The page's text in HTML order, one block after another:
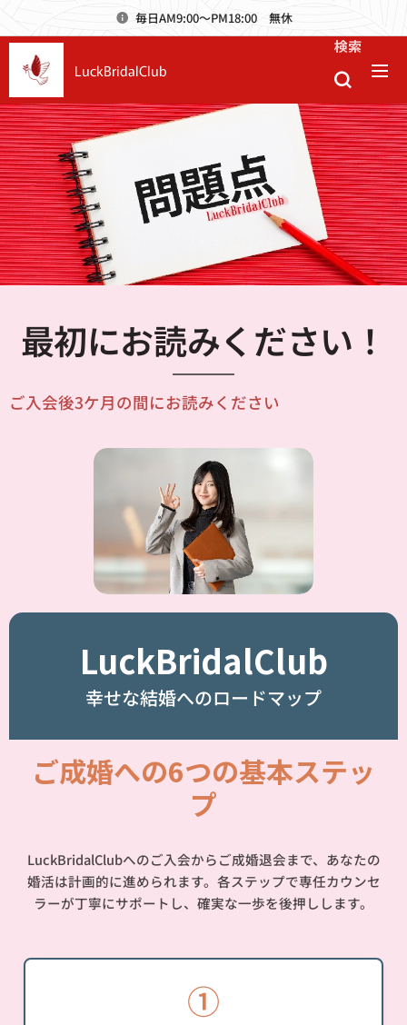
毎日AM9:00～PM18:00 無休
LuckBridalClub
検索
最初にお読みください！
ご入会後3ケ月の間にお読みください
LuckBridalClub
幸せな結婚へのロードマップ
ご成婚への6つの基本ステッ
プ
LuckBridalClubへのご入会からご成婚退会まで、あなたの
婚活は計画的に進められます。各ステップで専任カウンセ
ラーが丁寧にサポートし、確実な一歩を後押しします。
①